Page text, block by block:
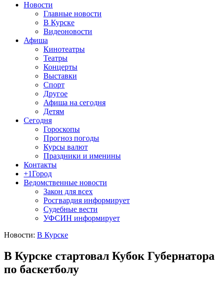
Новости
Главные новости
В Курске
Видеоновости
Афиша
Кинотеатры
Театры
Концерты
Выставки
Спорт
Другое
Афиша на сегодня
Детям
Сегодня
Гороскопы
Прогноз погоды
Курсы валют
Праздники и именины
Контакты
+1Город
Ведомственные новости
Закон для всех
Росгвардия информирует
Судебные вести
УФСИН информирует
Новости: В Курске
В Курске стартовал Кубок Губернатора
по баскетболу